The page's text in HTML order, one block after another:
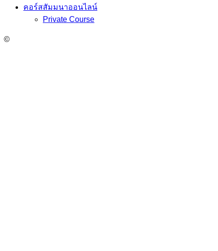
คอร์สสัมมนาออนไลน์
Private Course
©